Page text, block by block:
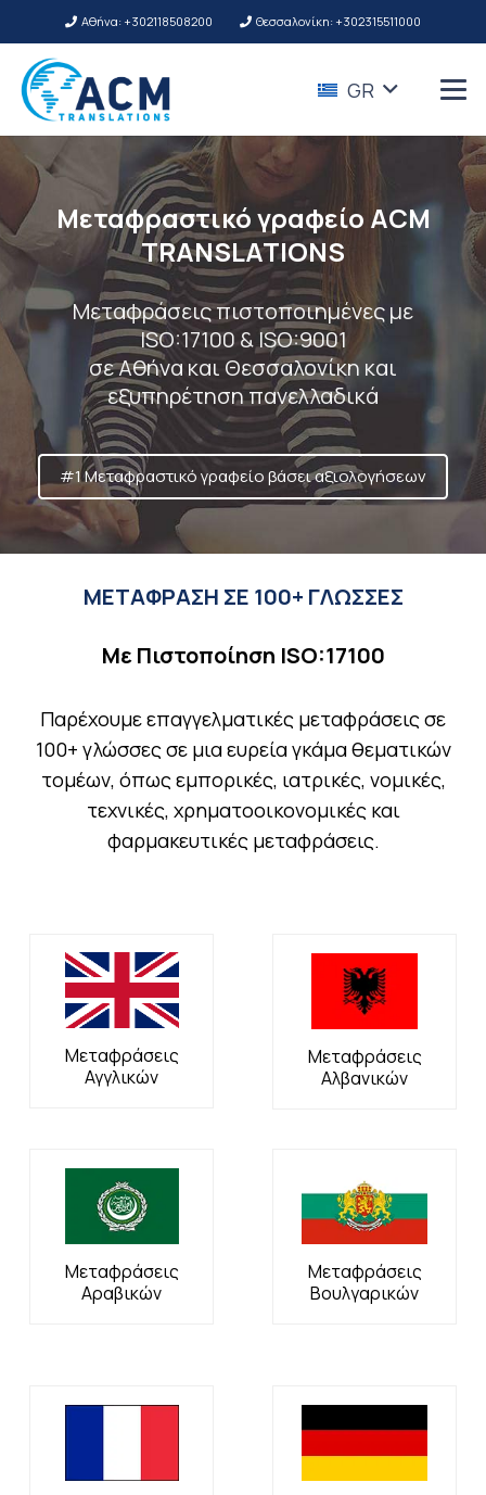
Αθήνα: +302118508200 Θεσσαλονίκη: +302315511000
GR
Μεταφραστικό γραφείο ACM
TRANSLATIONS
Μεταφράσεις πιστοποιημένες με
ISO:17100 & ISO:9001
σε Αθήνα και Θεσσαλονίκη και
εξυπηρέτηση πανελλαδικά
#1 Μεταφραστικό γραφείο βάσει αξιολογήσεων
ΜΕΤΑΦΡΑΣΗ ΣΕ 100+ ΓΛΩΣΣΕΣ
Με Πιστοποίηση ISO:17100
Παρέχουμε επαγγελματικές μεταφράσεις σε
100+ γλώσσες σε μια ευρεία γκάμα θεματικών
τομέων, όπως εμπορικές, ιατρικές, νομικές,
τεχνικές, χρηματοοικονομικές και
φαρμακευτικές μεταφράσεις.
Μεταφράσεις
Αγγλικών
Μεταφράσεις
Αλβανικών
Μεταφράσεις
Αραβικών
Μεταφράσεις
Βουλγαρικών